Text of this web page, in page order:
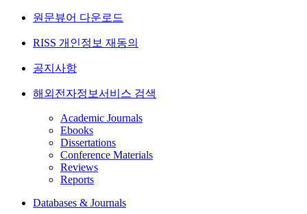
원문뷰어 다운로드
RISS 개인정보 재동의
공지사항
해외전자정보서비스 검색
Academic Journals
Ebooks
Dissertations
Conference Materials
Reviews
Reports
Databases & Journals